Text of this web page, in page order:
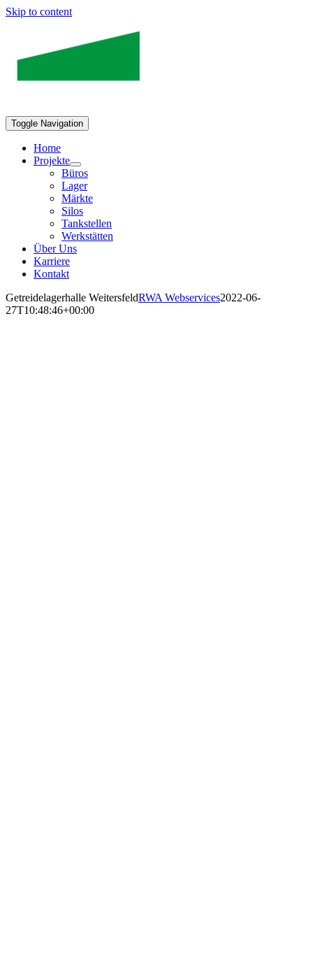
Skip to content
Toggle Navigation
Home
Projekte
Büros
Lager
Märkte
Silos
Tankstellen
Werkstätten
Über Uns
Karriere
Kontakt
Getreidelagerhalle WeitersfeldRWA Webservices2022-06-
27T10:48:46+00:00